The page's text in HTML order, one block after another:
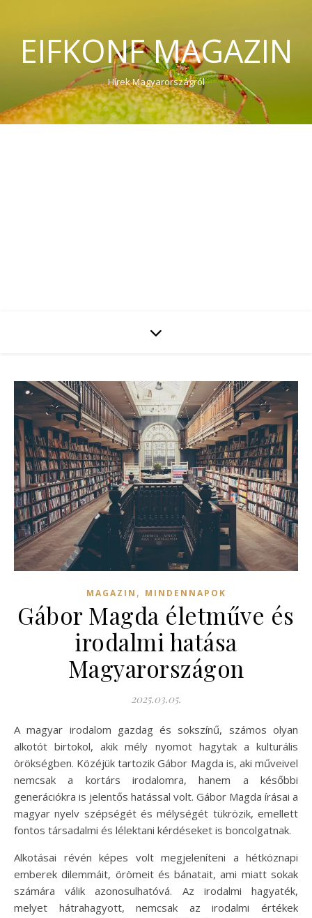
EIFKONF MAGAZIN
Hírek Magyarországról
MAGAZIN , MINDENNAPOK
Gábor Magda életműve és
irodalmi hatása
Magyarországon
2025.03.05.
A magyar irodalom gazdag és sokszínű, számos olyan
alkotót birtokol, akik mély nyomot hagytak a kulturális
örökségben. Közéjük tartozik Gábor Magda is, aki műveivel
nemcsak a kortárs irodalomra, hanem a későbbi
generációkra is jelentős hatással volt. Gábor Magda írásai a
magyar nyelv szépségét és mélységét tükrözik, emellett
fontos társadalmi és lélektani kérdéseket is boncolgatnak.
Alkotásai révén képes volt megjeleníteni a hétköznapi
emberek dilemmáit, örömeit és bánatait, ami miatt sokak
számára válik azonosulhatóvá. Az irodalmi hagyaték,
melyet hátrahagyott, nemcsak az irodalmi értékek